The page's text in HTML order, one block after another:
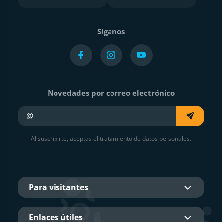
Síganos
Novedades por correo electrónico
Al suscribirte, aceptas el tratamiento de datos personales.
Para visitantes
Enlaces útiles